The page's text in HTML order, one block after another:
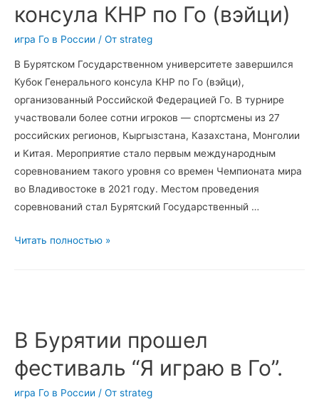
консула КНР по Го (вэйци)
игра Го в России / От strateg
В Бурятском Государственном университете завершился
Кубок Генерального консула КНР по Го (вэйци),
организованный Российской Федерацией Го. В турнире
участвовали более сотни игроков — спортсмены из 27
российских регионов, Кыргызстана, Казахстана, Монголии
и Китая. Мероприятие стало первым международным
соревнованием такого уровня со времен Чемпионата мира
во Владивостоке в 2021 году. Местом проведения
соревнований стал Бурятский Государственный …
В
консула
КНР
по
Го
Читать полностью »
В Бурятии прошел
фестиваль “Я играю в Го”.
игра Го в России / От strateg